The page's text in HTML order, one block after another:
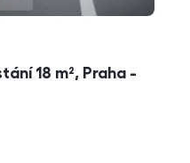
18 m², Praha -